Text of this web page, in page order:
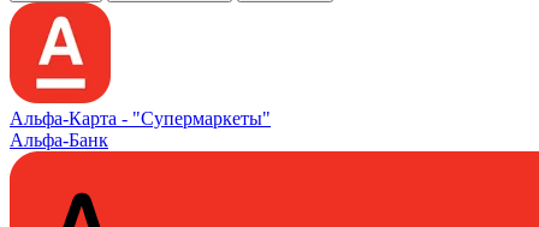
Альфа‑Карта - "Супермаркеты"
Альфа-Банк